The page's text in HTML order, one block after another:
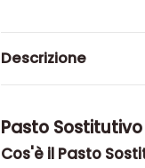
Descrizione
Pasto
Cos'è il Pasto